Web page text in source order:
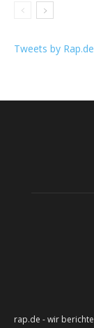
Tweets by Rap.de
rap.de - wir